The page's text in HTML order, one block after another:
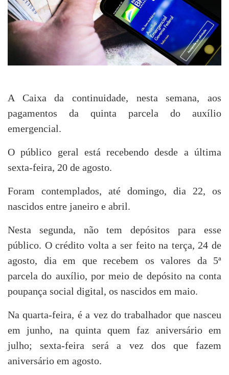
A Caixa da continuidade, nesta semana, aos
pagamentos da quinta parcela do auxílio
emergencial.
O público geral está recebendo desde a última
sexta-feira, 20 de agosto.
Foram contemplados, até domingo, dia 22, os
nascidos entre janeiro e abril.
Nesta segunda, não tem depósitos para esse
público. O crédito volta a ser feito na terça, 24 de
agosto, dia em que recebem os valores da 5ª
parcela do auxílio, por meio de depósito na conta
poupança social digital, os nascidos em maio.
Na quarta-feira, é a vez do trabalhador que nasceu
em junho, na quinta quem faz aniversário em
julho; sexta-feira será a vez dos que fazem
aniversário em agosto.